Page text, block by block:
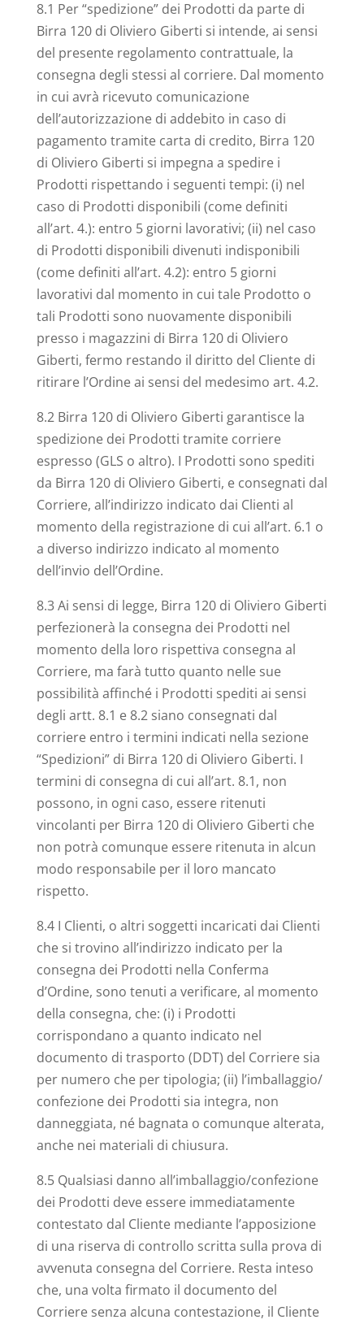
8.1 Per “spedizione” dei Prodotti da parte di
Birra 120 di Oliviero Giberti si intende, ai sensi
del presente regolamento contrattuale, la
consegna degli stessi al corriere. Dal momento
in cui avrà ricevuto comunicazione
dell’autorizzazione di addebito in caso di
pagamento tramite carta di credito, Birra 120
di Oliviero Giberti si impegna a spedire i
Prodotti rispettando i seguenti tempi: (i) nel
caso di Prodotti disponibili (come definiti
all’art. 4.): entro 5 giorni lavorativi; (ii) nel caso
di Prodotti disponibili divenuti indisponibili
(come definiti all’art. 4.2): entro 5 giorni
lavorativi dal momento in cui tale Prodotto o
tali Prodotti sono nuovamente disponibili
presso i magazzini di Birra 120 di Oliviero
Giberti, fermo restando il diritto del Cliente di
ritirare l’Ordine ai sensi del medesimo art. 4.2.
8.2 Birra 120 di Oliviero Giberti garantisce la
spedizione dei Prodotti tramite corriere
espresso (GLS o altro). I Prodotti sono spediti
da Birra 120 di Oliviero Giberti, e consegnati dal
Corriere, all’indirizzo indicato dai Clienti al
momento della registrazione di cui all’art. 6.1 o
a diverso indirizzo indicato al momento
dell’invio dell’Ordine.
8.3 Ai sensi di legge, Birra 120 di Oliviero Giberti
perfezionerà la consegna dei Prodotti nel
momento della loro rispettiva consegna al
Corriere, ma farà tutto quanto nelle sue
possibilità affinché i Prodotti spediti ai sensi
degli artt. 8.1 e 8.2 siano consegnati dal
corriere entro i termini indicati nella sezione
“Spedizioni” di Birra 120 di Oliviero Giberti. I
termini di consegna di cui all’art. 8.1, non
possono, in ogni caso, essere ritenuti
vincolanti per Birra 120 di Oliviero Giberti che
non potrà comunque essere ritenuta in alcun
modo responsabile per il loro mancato
rispetto.
8.4 I Clienti, o altri soggetti incaricati dai Clienti
che si trovino all’indirizzo indicato per la
consegna dei Prodotti nella Conferma
d’Ordine, sono tenuti a verificare, al momento
della consegna, che: (i) i Prodotti
corrispondano a quanto indicato nel
documento di trasporto (DDT) del Corriere sia
per numero che per tipologia; (ii) l’imballaggio/
confezione dei Prodotti sia integra, non
danneggiata, né bagnata o comunque alterata,
anche nei materiali di chiusura.
8.5 Qualsiasi danno all’imballaggio/confezione
dei Prodotti deve essere immediatamente
contestato dal Cliente mediante l’apposizione
di una riserva di controllo scritta sulla prova di
avvenuta consegna del Corriere. Resta inteso
che, una volta firmato il documento del
Corriere senza alcuna contestazione, il Cliente